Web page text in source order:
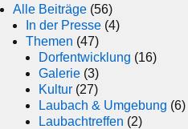
Alle Beiträge (56)
In der Presse (4)
Themen (47)
Dorfentwicklung (16)
Galerie (3)
Kultur (27)
Laubach & Umgebung (6)
Laubachtreffen (2)